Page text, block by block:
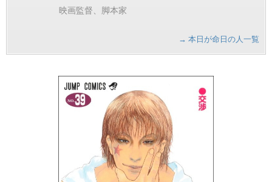
映画監督、脚本家
→ 本日が命日の人一覧